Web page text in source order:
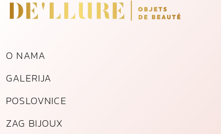
č
e
k
k
l
č
O NAMA
GALERIJA
POSLOVNICE
ZAG BIJOUX